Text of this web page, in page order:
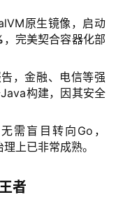
原生镜像，启动
，完美契合容器化部
，金融、电信等强
构建，因其安全
需盲目转向Go，
上已非常成熟。
者